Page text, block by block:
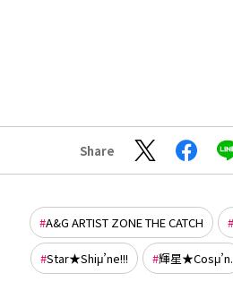
Share
A&G ARTIST ZONE THE CATCH
Star★Shiμ’ne!!! 輝星★Cosμ’n.